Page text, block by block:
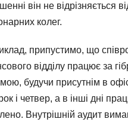
він не відрізняється
колег.
припустимо, що
відділу працює за
будучи присутнім в
і четвер, а в інші дні
Внутрішній аудит